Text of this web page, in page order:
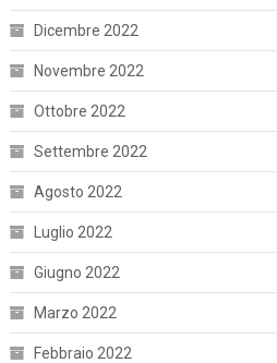
Dicembre 2022
Novembre 2022
Ottobre 2022
Settembre 2022
Agosto 2022
Luglio 2022
Giugno 2022
Marzo 2022
Febbraio 2022